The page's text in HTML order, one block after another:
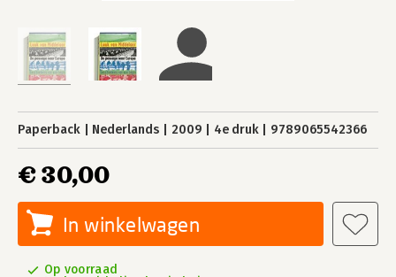
Paperback Nederlands 2009 4e druk 9789065542366
€ 30,00
In winkelwagen
Op voorraad